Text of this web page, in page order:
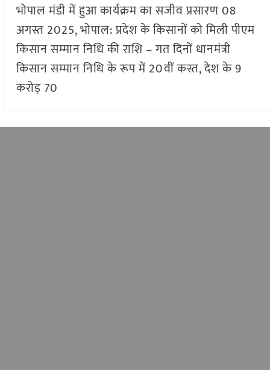
भोपाल मंडी में हुआ कार्यक्रम का सजीव प्रसारण 08
अगस्त 2025, भोपाल: प्रदेश के किसानों को मिली पीएम
किसान सम्मान निधि की राशि – गत दिनों धानमंत्री
किसान सम्मान निधि के रूप में 20वीं कस्त, देश के 9
करोड़ 70